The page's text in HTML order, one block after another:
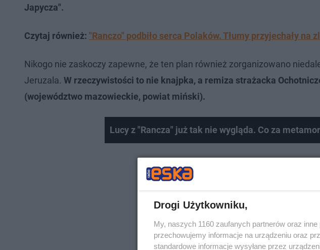
Japycza".
Czytaj również: "Ranczo" podbiło serca Polaków. Tłumy przyjechały na
Nikogo nie zaskoczy zapewne, że ten plan również zorganizowano
Jeruzala. W rzeczywistości to nie knajpka, a remiza strażacka
(województwo mazowieckie, powiat miński).
Lucy z "Rancza" już tak nie wygląda. Co za
Drogi Użytkowniku,
My, naszych 1160 zaufanych partnerów oraz
przechowujemy informacje na urządzeniu oraz
standardowe informacje wysyłane przez